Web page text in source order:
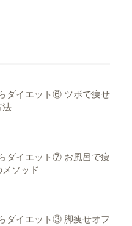
ダイエット⑥ ツボで痩せ
法
ダイエット⑦ お風呂で痩
ソッド
ダイエット③ 脚痩せオフ